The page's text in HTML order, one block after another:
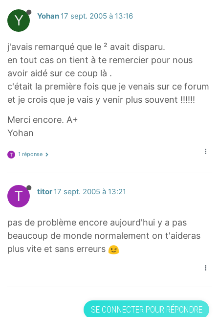
Y Yohan 17 sept. 2005 à 13:16
j'avais remarqué que le ² avait disparu.
en tout cas on tient à te remercier pour nous
avoir aidé sur ce coup là .
c'était la première fois que je venais sur ce forum
et je crois que je vais y venir plus souvent !!!!!!
Merci encore. A+
Yohan
T 1 réponse
T titor 17 sept. 2005 à 13:21
pas de problème encore aujourd'hui y a pas
beaucoup de monde normalement on t'aideras
plus vite et sans erreurs
SE CONNECTER POUR RÉPONDRE